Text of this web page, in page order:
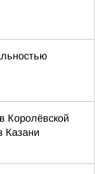
Королёвской
Казани